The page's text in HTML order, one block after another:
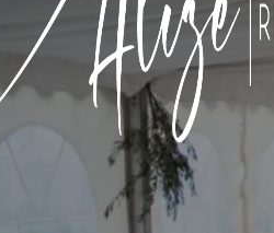
PRESTATIONS
ÉVÈNEMENTS
CATALOGUE
LOCATION
FAQ